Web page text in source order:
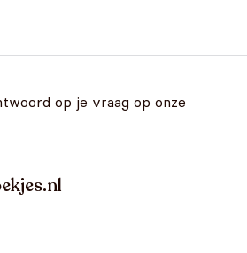
op je vraag op onze